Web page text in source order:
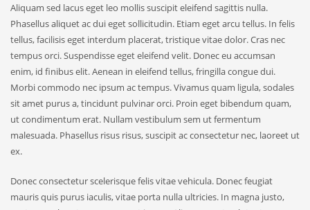
Aliquam sed lacus eget leo mollis suscipit eleifend sagittis nulla.
Phasellus aliquet ac dui eget sollicitudin. Etiam eget arcu tellus. In felis
tellus, facilisis eget interdum placerat, tristique vitae dolor. Cras nec
tempus orci. Suspendisse eget eleifend velit. Donec eu accumsan
enim, id finibus elit. Aenean in eleifend tellus, fringilla congue dui.
Morbi commodo nec ipsum ac tempus. Vivamus quam ligula, sodales
sit amet purus a, tincidunt pulvinar orci. Proin eget bibendum quam,
ut condimentum erat. Nullam vestibulum sem ut fermentum
malesuada. Phasellus risus risus, suscipit ac consectetur nec, laoreet ut
ex.
Donec consectetur scelerisque felis vitae vehicula. Donec feugiat
mauris quis purus iaculis, vitae porta nulla ultricies. In magna justo,